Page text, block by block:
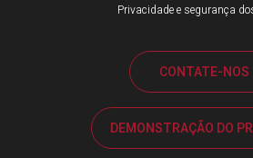
Privacidade e segurança
CONTATE-NOS
DEMONSTRAÇÃO DO